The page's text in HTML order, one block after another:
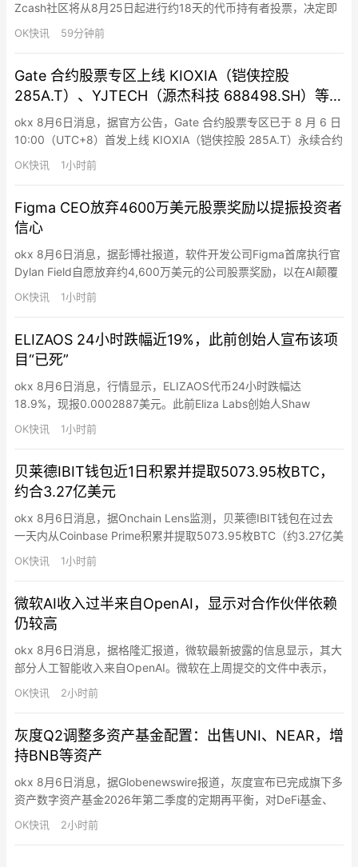
Zcash社区将从8月25日起进行约18天的代币持有者投票，决定即
将到来的NU7升级范围。最低投票参与门槛为100万枚ZEC（需在
Ironwood网络中）。
OK快讯 59分钟前
Gate 合约股票专区上线 KIOXIA（铠侠控股
285A.T）、YJTECH（源杰科技 688498.SH）等
11 个永续合约交易
okx 8月6日消息，据官方公告，Gate 合约股票专区已于 8 月 6 日
10:00（UTC+8）首发上线 KIOXIA（铠侠控股 285A.T）永续合约
交易（USDT 结算），支持 1-20 倍杠杆。KIOXIA（铠侠控股
285A.T）是日本唯一一线存储芯片巨头，专注 NAND 闪存全产业
OK快讯 1小时前
Figma CEO放弃4600万美元股票奖励以提振投资者
信心
okx 8月6日消息，据彭博社报道，软件开发公司Figma首席执行官
Dylan Field自愿放弃约4,600万美元的公司股票奖励，以在AI颠覆
担忧中重振投资者信心。Field原定于7月1日获得约240万股B类股
票，放弃后未获任何替代奖励。Figma股价从IPO后高点122美元下
预期，但股…
OK快讯 1小时前
ELIZAOS 24小时跌幅近19%，此前创始人宣布该项
目“已死”
okx 8月6日消息，行情显示，ELIZAOS代币24小时跌幅达
18.9%，现报0.0002887美元。此前Eliza Labs创始人Shaw
Walters昨日宣布ai16z/ElizaOS代币“已死”，相关基金会正逐步解
散。
OK快讯 1小时前
贝莱德IBIT钱包近1日积累并提取5073.95枚BTC，
约合3.27亿美元
okx 8月6日消息，据Onchain Lens监测，贝莱德IBIT钱包在过去
一天内从Coinbase Prime积累并提取5073.95枚BTC（约3.27亿美
元）。
OK快讯 1小时前
微软AI收入过半来自OpenAI，显示对合作伙伴依赖
仍较高
okx 8月6日消息，据格隆汇报道，微软最新披露的信息显示，其大
部分人工智能收入来自OpenAI。微软在上周提交的文件中表示，
在截至6月结束的财年，微软从OpenAI获得的销售额达到241亿美
元。微软CEO纳德拉此前表示，截至3月季度末，公司按全年计算
2026财年的收入达到241亿美元，贡献…
OK快讯 2小时前
灰度Q2调整多资产基金配置：出售UNI、NEAR，增
持BNB等资产
okx 8月6日消息，据Globenewswire报道，灰度宣布已完成旗下多
资产数字资产基金2026年第二季度的定期再平衡，对DeFi基金、
智能合约基金和去中心化AI基金的资产权重进行调整，包括：1、
DeFi基金DEFG Fund出售Uniswap（UNI）并将所得资金按照现有
OK快讯 2小时前